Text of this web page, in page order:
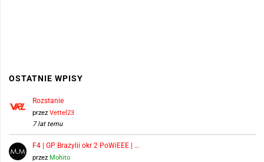
OSTATNIE WPISY
Rozstanie
przez Vettel23
7 lat temu
F4 | GP Brazylii okr 2 PoWiEEE | …
przez Mohito